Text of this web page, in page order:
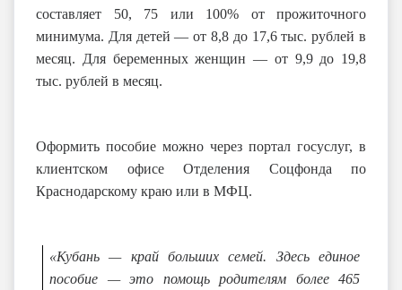
составляет 50, 75 или 100% от прожиточного
минимума. Для детей — от 8,8 до 17,6 тыс. рублей в
месяц. Для беременных женщин — от 9,9 до 19,8
тыс. рублей в месяц.
Оформить пособие можно через портал госуслуг, в
клиентском офисе Отделения Соцфонда по
Краснодарскому краю или в МФЦ.
«Кубань — край больших семей. Здесь единое
пособие — это помощь родителям более 465